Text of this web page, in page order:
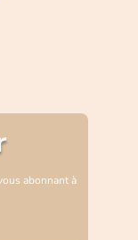
abonnant à